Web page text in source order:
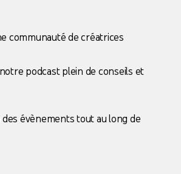
communauté de créatrices
podcast plein de conseils et
des évènements tout au long de